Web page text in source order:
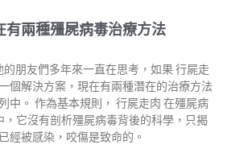
有兩種殭屍病毒治療方法
的朋友們多年來一直在思考，如果 行屍走
個解決方案，現在有兩種潛在的治療方法
中。 作為基本規則， 行屍走肉 在殭屍病
，它沒有剖析殭屍病毒背後的科學，只揭
經被感染，咬傷是致命的。